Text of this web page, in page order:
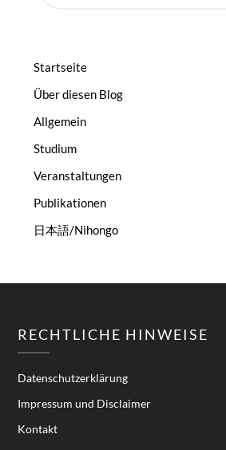
Startseite
Über diesen Blog
Allgemein
Studium
Veranstaltungen
Publikationen
日本語/Nihongo
RECHTLICHE HINWEISE
Datenschutzerklärung
Impressum und Disclaimer
Kontakt